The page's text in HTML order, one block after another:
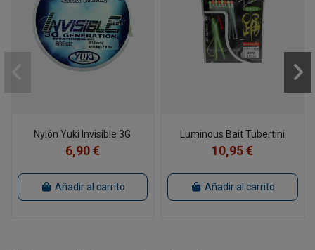
Nylón Yuki Invisible 3G
6,90 €
Añadir al carrito
Luminous Bait Tubertini
10,95 €
Añadir al carrito